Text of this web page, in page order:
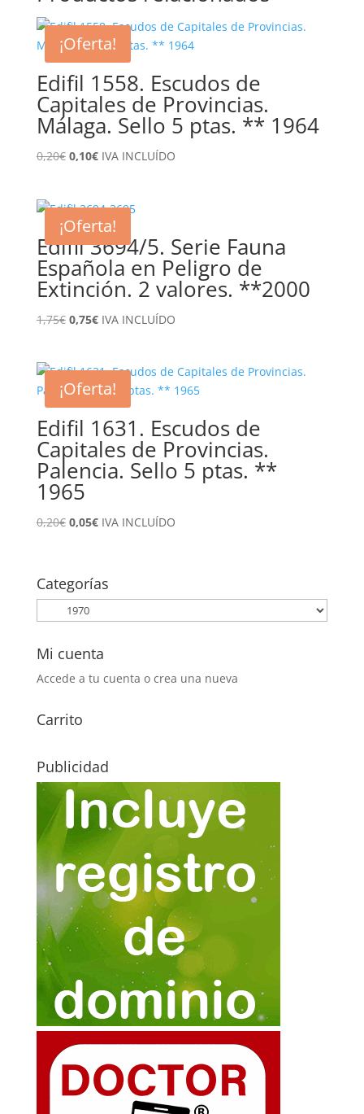
¡Oferta!
Edifil 1558. Escudos de
Capitales de Provincias.
Málaga. Sello 5 ptas. ** 1964
0,20€ El
era:
0,20€.
0,10€El
es:
0,10€.
IVA INCLUÍDO
¡Oferta!
Edifil 3694/5. Serie Fauna
Española en Peligro de
Extinción. 2 valores. **2000
1,75€ El
era:
1,75€.
0,75€El
es:
0,75€.
IVA INCLUÍDO
¡Oferta!
Edifil 1631. Escudos de
Capitales de Provincias.
Palencia. Sello 5 ptas. **
1965
0,20€ El
era:
0,20€.
0,05€El
es:
0,05€.
IVA INCLUÍDO
Categorías
Mi cuenta
Accede a tu cuenta o crea una nueva
Carrito
Publicidad